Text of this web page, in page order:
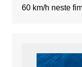
60 km/h neste